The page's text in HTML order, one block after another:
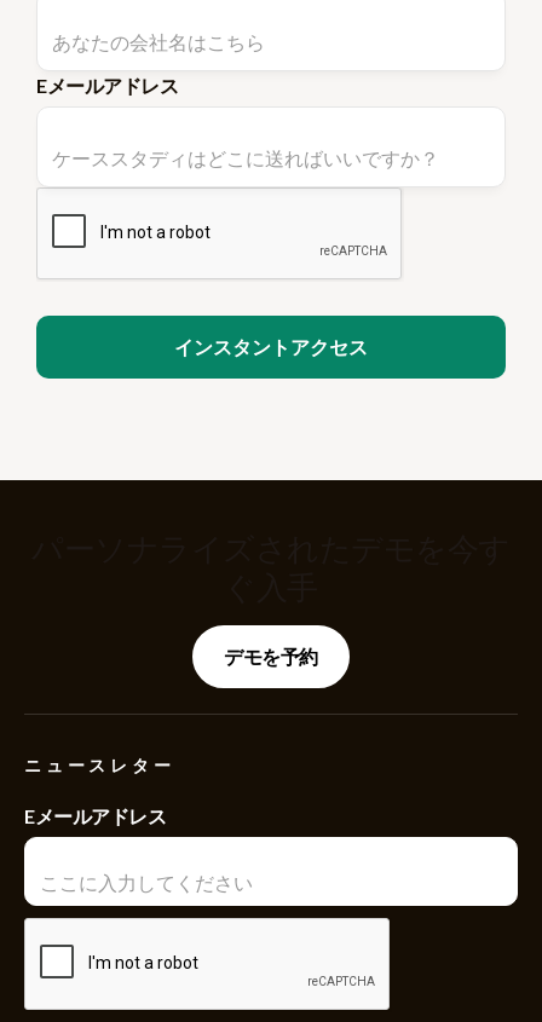
Eメールアドレス
デモを予約
ニュースレター
Eメールアドレス